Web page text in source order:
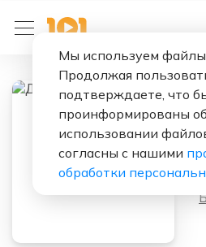
Мы используем файлы
Продолжая
подтверждаете, что
проинформированы об
использовании
согласны с нашими
обработки